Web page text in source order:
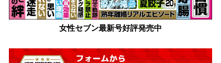
女性セブン最新号好評発売中